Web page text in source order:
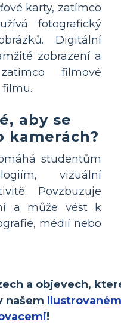
karty, zatímco
fotografický
Digitální
zobrazení a
filmové
filmu.
aby se
studentům
vizuální
Povzbuzuje
a může vést k
médií nebo
a objevech,
našem Ilustrovaném
!